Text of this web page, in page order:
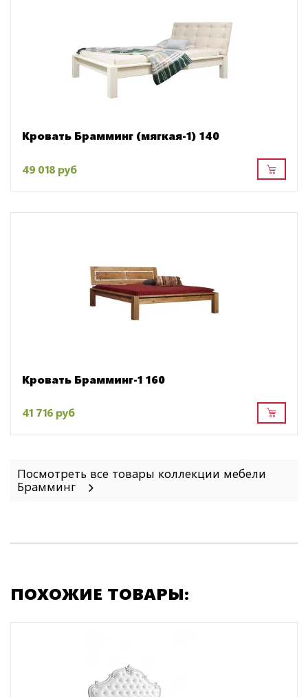
Кровать Брамминг (мягкая-1) 140
49 018 руб
Кровать Брамминг-1 160
41 716 руб
Посмотреть все товары коллекции мебели
Брамминг
ПОХОЖИЕ ТОВАРЫ: